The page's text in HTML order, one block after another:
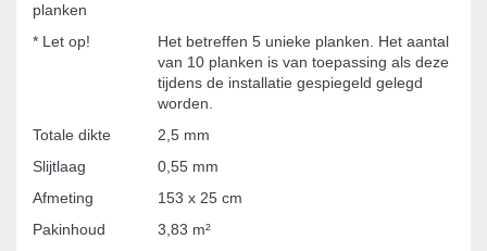
planken
* Let op!
Het betreffen 5 unieke planken. Het aantal
van 10 planken is van toepassing als deze
tijdens de installatie gespiegeld gelegd
worden.
Totale dikte
2,5 mm
Slijtlaag
0,55 mm
Afmeting
153 x 25 cm
Pakinhoud
3,83 m²